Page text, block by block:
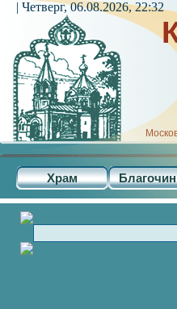
Храм
| Четверг, 06.08.2026, 22:32